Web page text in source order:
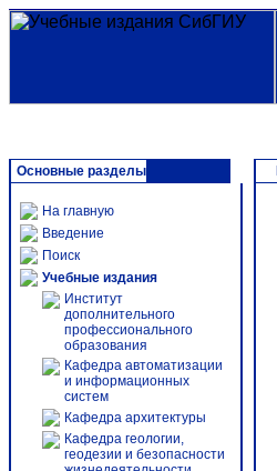
Основные разделы
На главную
Введение
Поиск
Учебные издания
Институт
дополнительного
профессионального
образования
Кафедра автоматизации
и информационных
систем
Кафедра архитектуры
Кафедра геологии,
геодезии и безопасности